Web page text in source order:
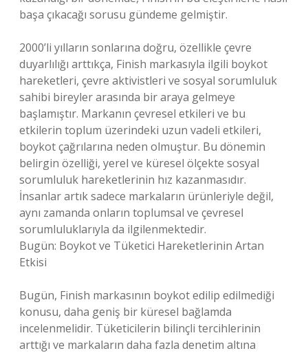
başa çıkacağı sorusu gündeme gelmiştir.
2000’li yılların sonlarına doğru, özellikle çevre
duyarlılığı arttıkça, Finish markasıyla ilgili boykot
hareketleri, çevre aktivistleri ve sosyal sorumluluk
sahibi bireyler arasında bir araya gelmeye
başlamıştır. Markanın çevresel etkileri ve bu
etkilerin toplum üzerindeki uzun vadeli etkileri,
boykot çağrılarına neden olmuştur. Bu dönemin
belirgin özelliği, yerel ve küresel ölçekte sosyal
sorumluluk hareketlerinin hız kazanmasıdır.
İnsanlar artık sadece markaların ürünleriyle değil,
aynı zamanda onların toplumsal ve çevresel
sorumluluklarıyla da ilgilenmektedir.
Bugün: Boykot ve Tüketici Hareketlerinin Artan
Etkisi
Bugün, Finish markasının boykot edilip edilmediği
konusu, daha geniş bir küresel bağlamda
incelenmelidir. Tüketicilerin bilinçli tercihlerinin
arttığı ve markaların daha fazla denetim altına